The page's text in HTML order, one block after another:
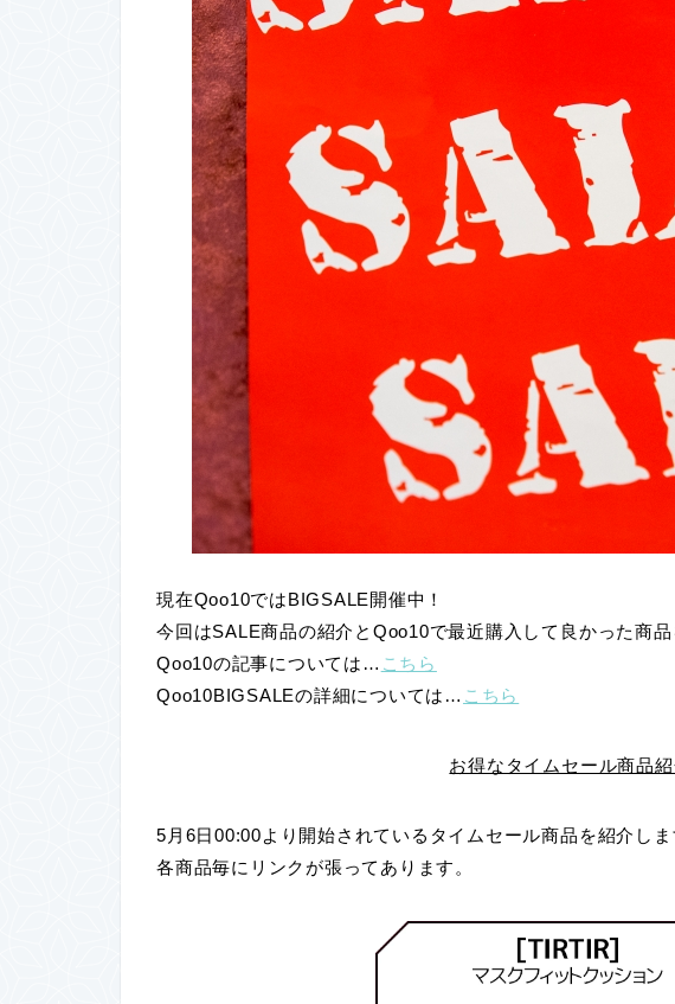
現在Qoo10ではBIGSALE開催中！
今回はSALE商品の紹介とQoo10で最近購入して良かった商品
Qoo10の記事については… こちら
Qoo10BIGSALEの詳細については… こちら
お得なタイムセール商品
5月6日00:00より開始されているタイムセール商品を紹介しま
各商品毎にリンクが張ってあります。